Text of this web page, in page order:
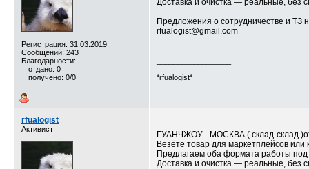
Регистрация: 31.03.2019
Сообщений: 243
Благодарности:
отдано: 0
получено: 0/0
Доставка и очистка — реальные, без
Предложения о сотрудничестве и ТЗ
rfualogist@gmail.com
*rfualogist*
rfualogist
Активист
ГУАНЧЖОУ - МОСКВА ( склад-склад
Везёте товар для маркетплейсов
Предлагаем оба формата работы
Доставка и очистка — реальные, без